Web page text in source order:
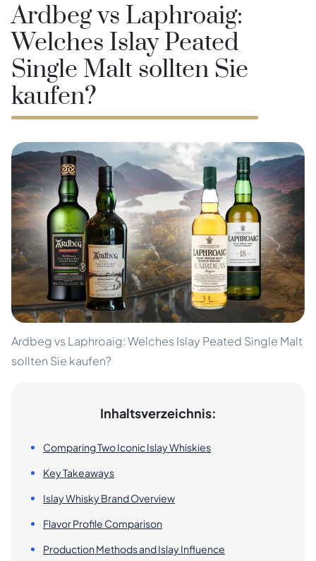
Ardbeg vs Laphroaig:
Welches Islay Peated
Single Malt sollten Sie
kaufen?
Ardbeg vs Laphroaig: Welches Islay Peated Single Malt
sollten Sie kaufen?
Inhaltsverzeichnis:
Comparing Two Iconic Islay Whiskies
Key Takeaways
Islay Whisky Brand Overview
Flavor Profile Comparison
Production Methods and Islay Influence